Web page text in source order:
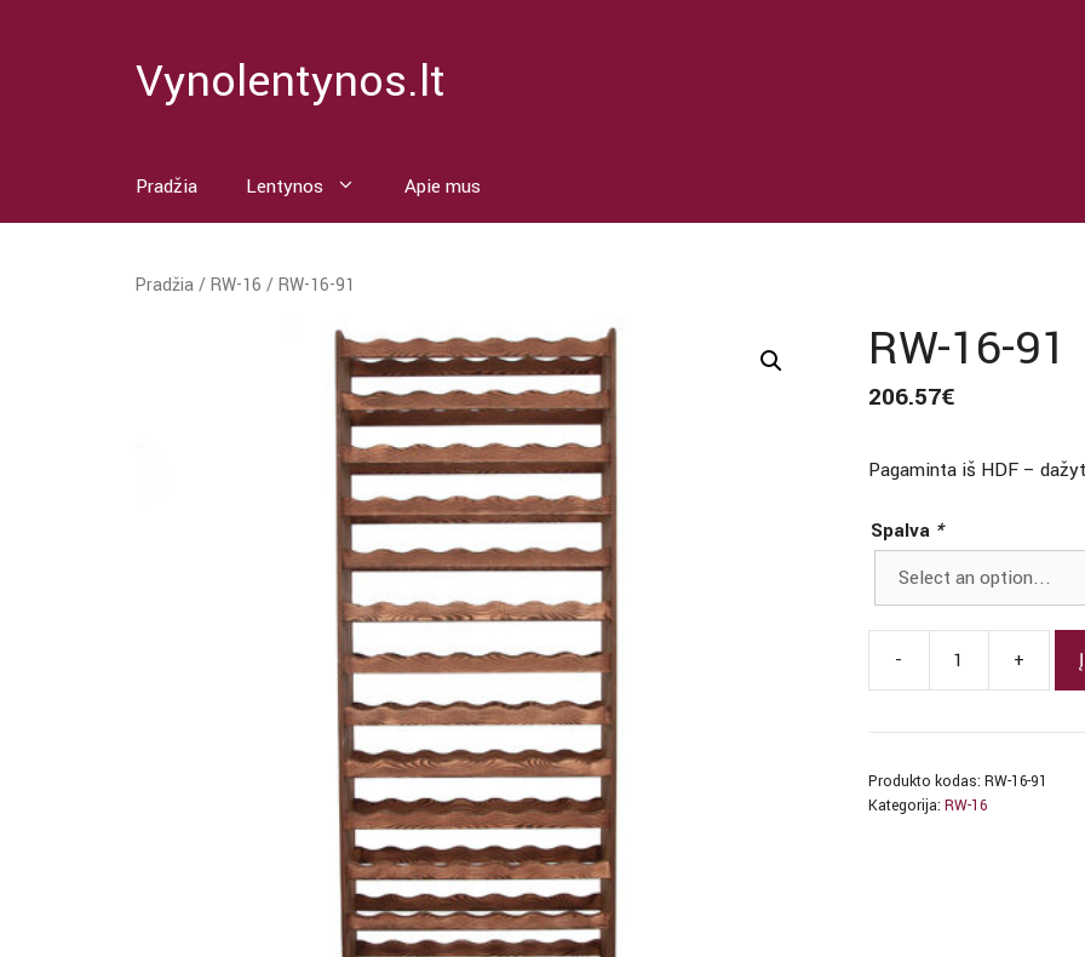
Vynolentynos.lt
Pradžia Lentynos Apie mus
Pradžia/RW-16 / RW-16-91
RW-16-91
206.57€
Pagaminta iš HDF –
Spalva *
-
RW-
91
+
Produkto kodas: RW-16-91
Kategorija: RW-16